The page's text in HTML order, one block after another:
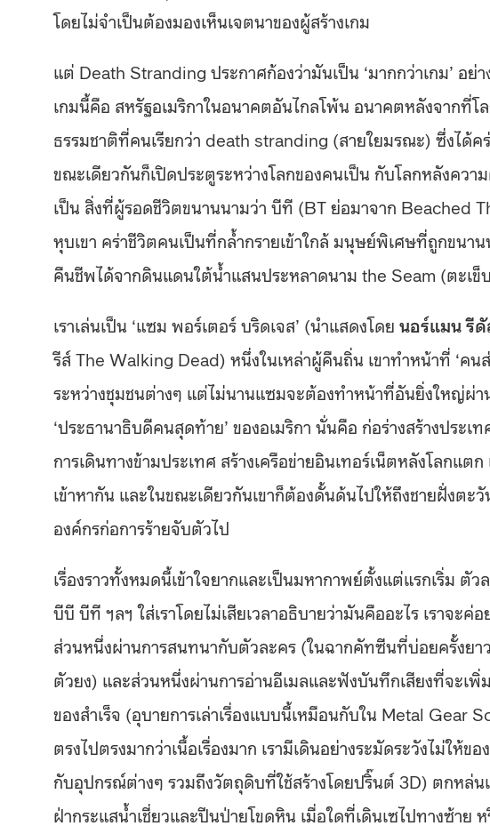
โดยไม่จำเป็นต้องมองเห็นเจตนาของผู้สร้างเกม
แต่ Death Stranding ประกาศก้องว่ามันเป็น ‘มากกว่าเกม’ อ
เกมนี้คือ สหรัฐอเมริกาในอนาคตอันไกลโพ้น อนาคตหลังจากที่
ธรรมชาติที่คนเรียกว่า death stranding (สายใยมรณะ) ซึ่งได้
ขณะเดียวกันก็เปิดประตูระหว่างโลกของคนเป็น กับโลกหลังคว
เป็น สิ่งที่ผู้รอดชีวิตขนานนามว่า บีที (BT ย่อมาจาก Beached
หุบเขา คร่าชีวิตคนเป็นที่กล้ำกรายเข้าใกล้ มนุษย์พิเศษที่ถูกขนา
คืนชีพได้จากดินแดนใต้น้ำแสนประหลาดนาม the Seam (ตะเข็
เราเล่นเป็น ‘แซม พอร์เตอร์ บริดเจส’ (นำแสดงโดย นอร์แมน รี
รีส์ The Walking Dead) หนึ่งในเหล่าผู้คืนถิ่น เขาทำหน้าที่ ‘คน
ระหว่างชุมชนต่างๆ แต่ไม่นานแซมจะต้องทำหน้าที่อันยิ่งใหญ่ผ่า
‘ประธานาธิบดีคนสุดท้าย’ ของอเมริกา นั่นคือ ก่อร่างสร้างประ
การเดินทางข้ามประเทศ สร้างเครือข่ายอินเทอร์เน็ตหลังโลกแ
เข้าหากัน และในขณะเดียวกันเขาก็ต้องดั้นด้นไปให้ถึงชายฝั่งต
องค์กรก่อการร้ายจับตัวไป
เรื่องราวทั้งหมดนี้เข้าใจยากและเป็นมหากาพย์ตั้งแต่แรกเริ่ม
บีบี บีที ฯลฯ ใส่เราโดยไม่เสียเวลาอธิบายว่ามันคืออะไร เราจะค่
ส่วนหนึ่งผ่านการสนทนากับตัวละคร (ในฉากคัทซีนที่บ่อยครั้งย
ตัวยง) และส่วนหนึ่งผ่านการอ่านอีเมลและฟังบันทึกเสียงที่จะเพิ่
ของสำเร็จ (อุบายการเล่าเรื่องแบบนี้เหมือนกับใน Metal Gear
ตรงไปตรงมากว่าเนื้อเรื่องมาก เรามีเดินอย่างระมัดระวังไม่ให้
กับอุปกรณ์ต่างๆ รวมถึงวัตถุดิบที่ใช้สร้างโดยปริ๊นต์ 3D) ตกหล่น
ฝ่ากระแสน้ำเชี่ยวและปีนป่ายโขดหิน เมื่อใดที่เดินเซไปทางซ้าย